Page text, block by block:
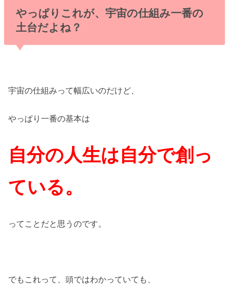
やっぱりこれが、宇宙の仕組み一番の
土台だよね？
宇宙の仕組みって幅広いのだけど、
やっぱり一番の基本は
自分の人生は自分で創っ
ている。
ってことだと思うのです。
でもこれって、頭ではわかっていても、